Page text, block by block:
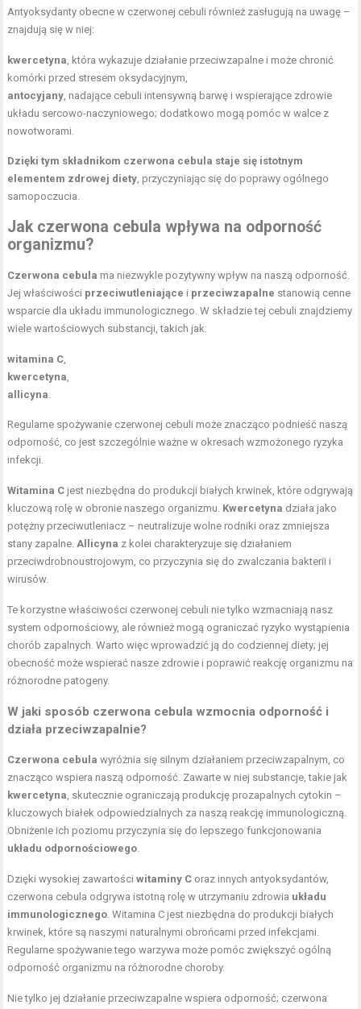
Antyoksydanty obecne w czerwonej cebuli również zasługują na uwagę –
znajdują się w niej:
kwercetyna, która wykazuje działanie przeciwzapalne i może chronić
komórki przed stresem oksydacyjnym,
antocyjany, nadające cebuli intensywną barwę i wspierające zdrowie
układu sercowo-naczyniowego; dodatkowo mogą pomóc w walce z
nowotworami.
Dzięki tym składnikom czerwona cebula staje się istotnym
elementem zdrowej diety, przyczyniając się do poprawy ogólnego
samopoczucia.
Jak czerwona cebula wpływa na odporność
organizmu?
Czerwona cebula ma niezwykle pozytywny wpływ na naszą odporność.
Jej właściwości przeciwutleniające i przeciwzapalne stanowią cenne
wsparcie dla układu immunologicznego. W składzie tej cebuli znajdziemy
wiele wartościowych substancji, takich jak:
witamina C,
kwercetyna,
allicyna.
Regularne spożywanie czerwonej cebuli może znacząco podnieść naszą
odporność, co jest szczególnie ważne w okresach wzmożonego ryzyka
infekcji.
Witamina C jest niezbędna do produkcji białych krwinek, które odgrywają
kluczową rolę w obronie naszego organizmu. Kwercetyna działa jako
potężny przeciwutleniacz – neutralizuje wolne rodniki oraz zmniejsza
stany zapalne.Allicyna z kolei charakteryzuje się działaniem
przeciwdrobnoustrojowym, co przyczynia się do zwalczania bakterii i
wirusów.
Te korzystne właściwości czerwonej cebuli nie tylko wzmacniają nasz
system odpornościowy, ale również mogą ograniczać ryzyko wystąpienia
chorób zapalnych. Warto więc wprowadzić ją do codziennej diety; jej
obecność może wspierać nasze zdrowie i poprawić reakcję organizmu na
różnorodne patogeny.
W jaki sposób czerwona cebula wzmocnia odporność i
działa przeciwzapalnie?
Czerwona cebula wyróżnia się silnym działaniem przeciwzapalnym, co
znacząco wspiera naszą odporność. Zawarte w niej substancje, takie jak
kwercetyna, skutecznie ograniczają produkcję prozapalnych cytokin –
kluczowych białek odpowiedzialnych za naszą reakcję immunologiczną.
Obniżenie ich poziomu przyczynia się do lepszego funkcjonowania
układu odpornościowego.
Dzięki wysokiej zawartościwitaminy C oraz innych antyoksydantów,
czerwona cebula odgrywa istotną rolę w utrzymaniu zdrowia układu
immunologicznego. Witamina C jest niezbędna do produkcji białych
krwinek, które są naszymi naturalnymi obrońcami przed infekcjami.
Regularne spożywanie tego warzywa może pomóc zwiększyć ogólną
odporność organizmu na różnorodne choroby.
Nie tylko jej działanie przeciwzapalne wspiera odporność; czerwona